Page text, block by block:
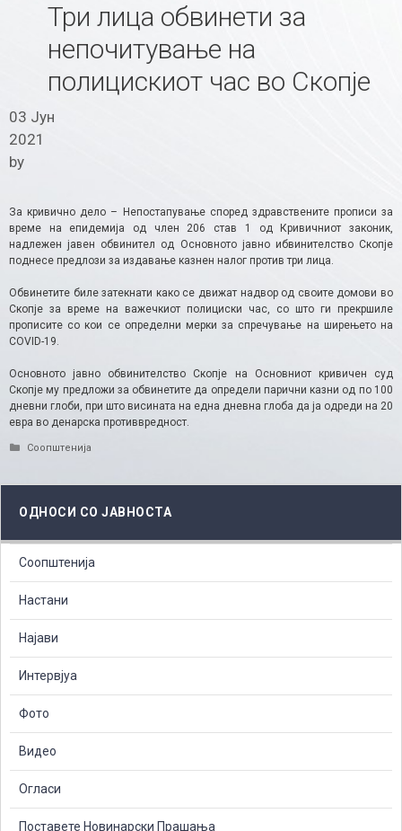
Три лица обвинети за
непочитување на
полицискиот час во Скопје
03 Јун
2021
by
За кривично дело – Непостапување според здравствените прописи за
време на епидемија од член 206 став 1 од Кривичниот законик,
надлежен јавен обвинител од Основното јавно ибвинителство Скопје
поднесе предлози за издавање казнен налог против три лица.
Обвинетите биле затекнати како се движат надвор од своите домови во
Скопје за време на важечкиот полициски час, со што ги прекршиле
прописите со кои се определни мерки за спречување на ширењето на
COVID-19.
Основното јавно обвинителство Скопје на Основниот кривичен суд
Скопје му предложи за обвинетите да определи парични казни од по 100
дневни глоби, при што висината на една дневна глоба да ја одреди на 20
евра во денарска противвредност. ​
Categories
Соопштенија
ОДНОСИ СО ЈАВНОСТА
Соопштенија
Настани
Најави
Интервјуа
Фото
Видео
Огласи
Поставете Новинарски Прашања